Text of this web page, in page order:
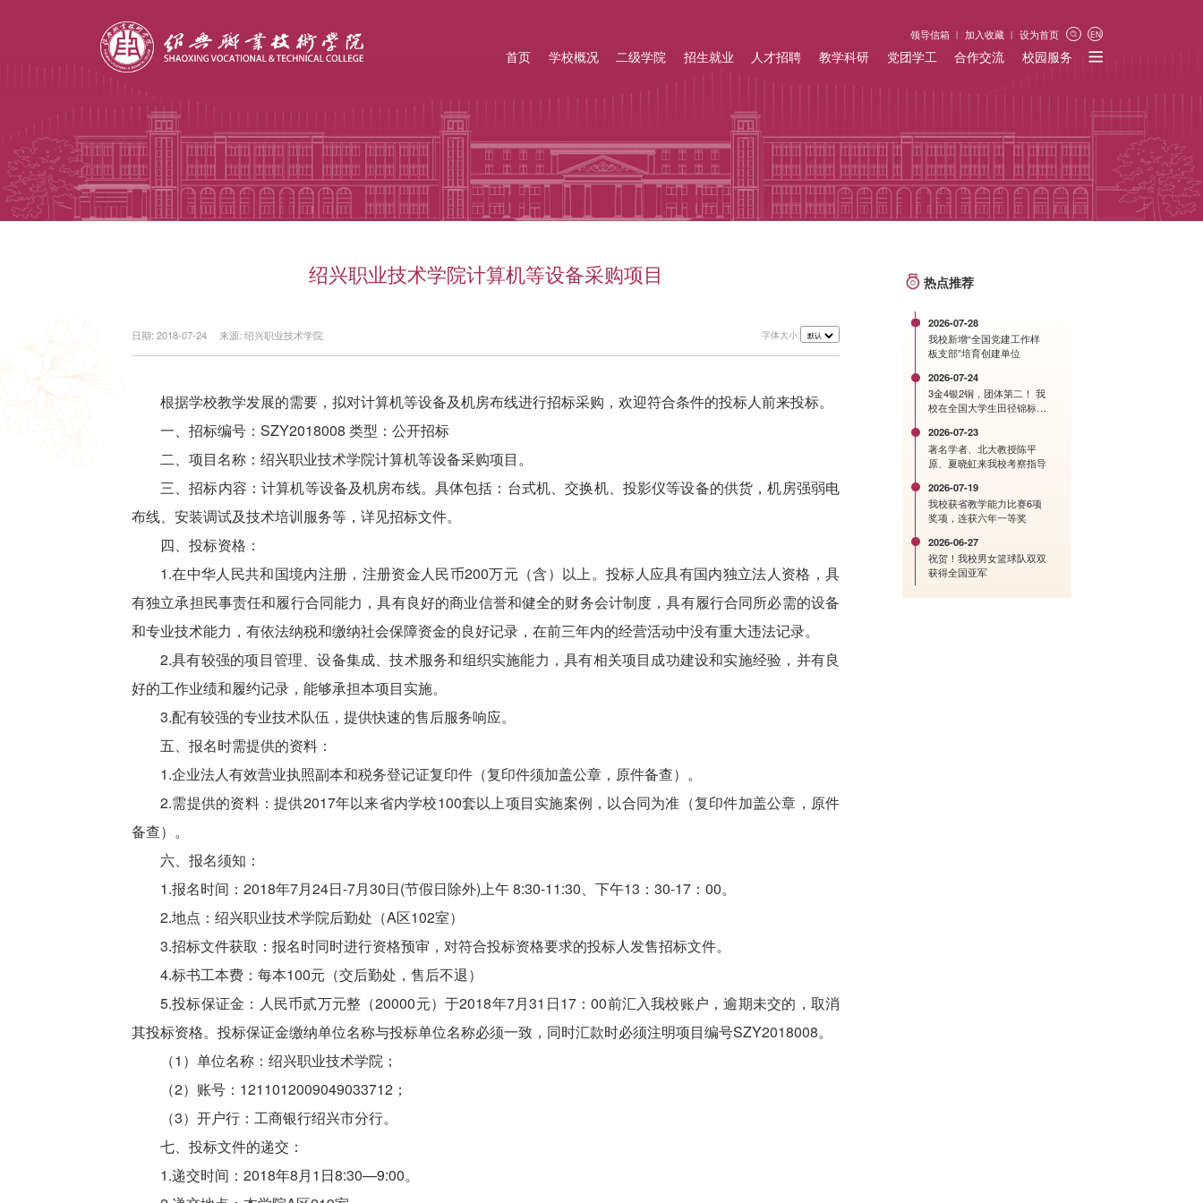
领导信箱 加入收藏 设为首页 EN
首页 学校概况 二级学院 招生就业 人才招聘 教学科研 党团学工 合作交流 校园服务
绍兴职业技术学院计算机等设备采购项目
日期: 2018-07-24 来源: 绍兴职业技术学院 字体大小:
根据学校教学发展的需要，拟对计算机等设备及机房布线进行招标采购，欢迎符合条件的投标人前来投标。
一、招标编号：SZY2018008 类型：公开招标
二、项目名称：绍兴职业技术学院计算机等设备采购项目。
三、招标内容：计算机等设备及机房布线。具体包括：台式机、交换机、投影仪等设备的供货，机房强弱电
布线、安装调试及技术培训服务等，详见招标文件。
四、投标资格：
1.在中华人民共和国境内注册，注册资金人民币200万元（含）以上。投标人应具有国内独立法人资格，具
有独立承担民事责任和履行合同能力，具有良好的商业信誉和健全的财务会计制度，具有履行合同所必需的设备
和专业技术能力，有依法纳税和缴纳社会保障资金的良好记录，在前三年内的经营活动中没有重大违法记录。
2.具有较强的项目管理、设备集成、技术服务和组织实施能力，具有相关项目成功建设和实施经验，并有良
好的工作业绩和履约记录，能够承担本项目实施。
3.配有较强的专业技术队伍，提供快速的售后服务响应。
五、报名时需提供的资料：
1.企业法人有效营业执照副本和税务登记证复印件（复印件须加盖公章，原件备查）。
2.需提供的资料：提供2017年以来省内学校100套以上项目实施案例，以合同为准（复印件加盖公章，原件
备查）。
六、报名须知：
1.报名时间：2018年7月24日-7月30日(节假日除外)上午 8:30-11:30、下午13：30-17：00。
2.地点：绍兴职业技术学院后勤处（A区102室）
3.招标文件获取：报名时同时进行资格预审，对符合投标资格要求的投标人发售招标文件。
4.标书工本费：每本100元（交后勤处，售后不退）
5.投标保证金：人民币贰万元整（20000元）于2018年7月31日17：00前汇入我校账户，逾期未交的，取消
其投标资格。投标保证金缴纳单位名称与投标单位名称必须一致，同时汇款时必须注明项目编号SZY2018008。
（1）单位名称：绍兴职业技术学院；
（2）账号：1211012009049033712；
（3）开户行：工商银行绍兴市分行。
七、投标文件的递交：
1.递交时间：2018年8月1日8:30—9:00。
热点推荐
2026-07-28
我校新增“全国党建工作样
板支部”培育创建单位
2026-07-24
3金4银2铜，团体第二！ 我
校在全国大学生田径锦标赛
2026-07-23
著名学者、北大教授陈平
原、夏晓虹来我校考察指导
2026-07-19
我校获省教学能力比赛6项
奖项，连获六年一等奖
2026-06-27
祝贺！我校男女篮球队双双
获得全国亚军